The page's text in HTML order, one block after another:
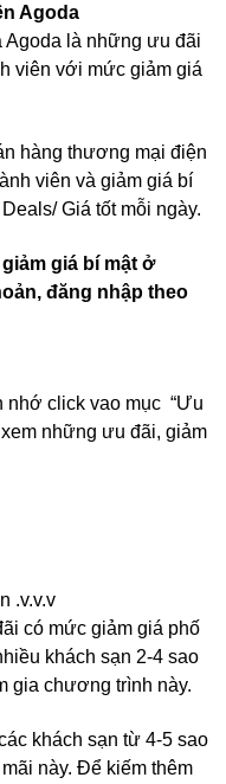
Agoda
Agoda là những ưu đãi
viên với mức giảm giá
hàng thương mại điện
viên và giảm giá bí
Giá tốt mỗi ngày.
giá bí mật ở
đăng nhập theo
nhớ click vao mục “Ưu
những ưu đãi, giảm
.v.v.v
có mức giảm giá phố
khách sạn 2-4 sao
gia chương trình này.
khách sạn từ 4-5 sao
này. Để kiếm thêm